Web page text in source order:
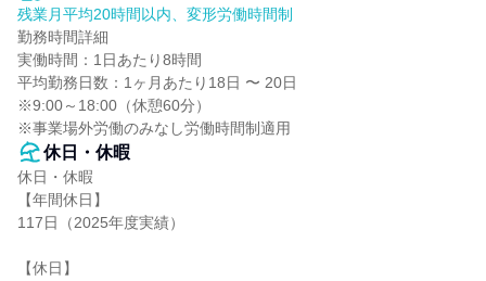
残業月平均20時間以内、変形労働時間制
勤務時間詳細
実働時間：1日あたり8時間
平均勤務日数：1ヶ月あたり18日 〜 20日
※9:00～18:00（休憩60分）
※事業場外労働のみなし労働時間制適用
休日・休暇
休日・休暇
【年間休日】
117日（2025年度実績）
【休日】